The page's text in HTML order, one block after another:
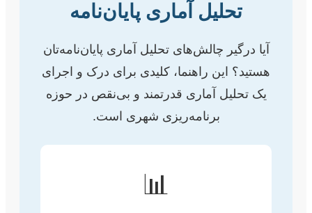
تحلیل آماری پایان‌نامه
آیا درگیر چالش‌های تحلیل آماری پایان‌نامه‌تان
هستید؟ این راهنما، کلیدی برای درک و اجرای
یک تحلیل آماری قدرتمند و بی‌نقص در حوزه
برنامه‌ریزی شهری است.